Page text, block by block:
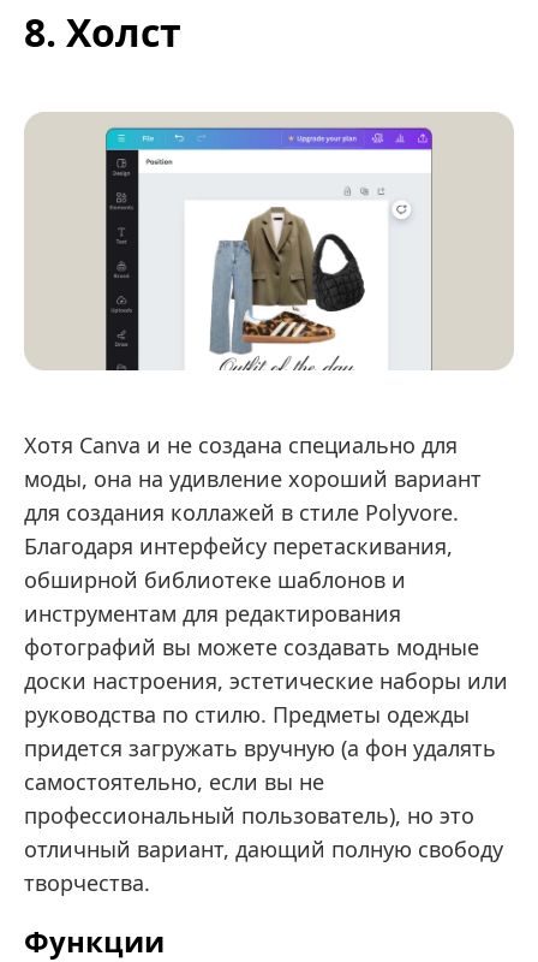
8. Холст
Хотя Canva и не создана специально для
моды, она на удивление хороший вариант
для создания коллажей в стиле Polyvore.
Благодаря интерфейсу перетаскивания,
обширной библиотеке шаблонов и
инструментам для редактирования
фотографий вы можете создавать модные
доски настроения, эстетические наборы или
руководства по стилю. Предметы одежды
придется загружать вручную (а фон удалять
самостоятельно, если вы не
профессиональный пользователь), но это
отличный вариант, дающий полную свободу
творчества.
Функции